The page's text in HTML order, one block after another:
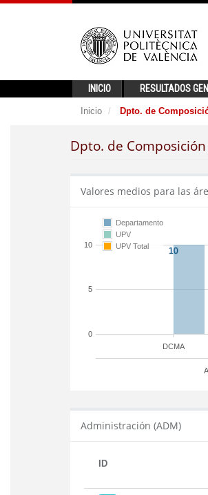
INICIO RESULTADOS
Inicio Dpto. de
Dpto. de
Valores medios para las
DCMA
0
5
10
Departamento
UPV
UPV Total
Administración (ADM)
ID